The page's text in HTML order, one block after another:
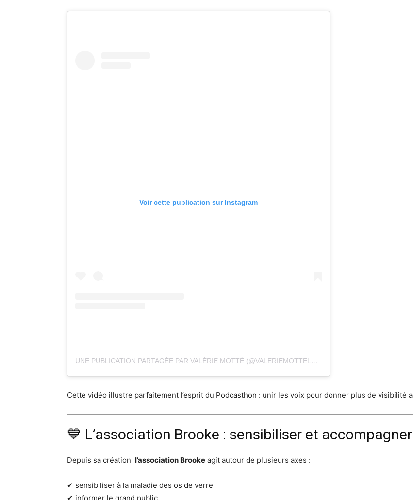
Voir cette publication sur Instagram
UNE PUBLICATION PARTAGÉE PAR VALÉRIE MOTTÉ (@VALERIEMOTTELUMIEREDEFEE)
Cette vidéo illustre parfaitement l’esprit du Podcasthon : unir les voix pour donner plus de visibilité
💙 L’association Brooke : sensibiliser et accompagner
Depuis sa création, l’association Brooke agit autour de plusieurs axes :
✔ sensibiliser à la maladie des os de verre
✔ informer le grand public